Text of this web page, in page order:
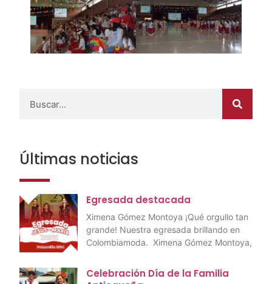
Últimas noticias
Egresada destacada
Ximena Gómez Montoya ¡Qué orgullo tan
grande! Nuestra egresada brillando en
Colombiamoda. Ximena Gómez Montoya,
Celebración Día de la Familia